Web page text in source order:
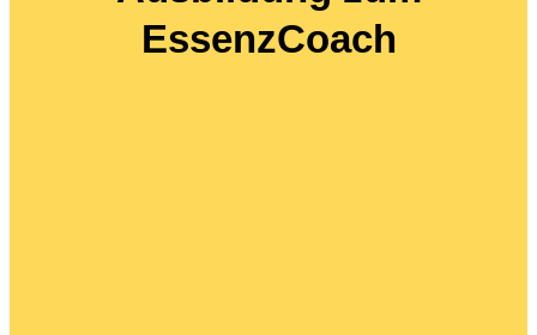
EssenzCoach